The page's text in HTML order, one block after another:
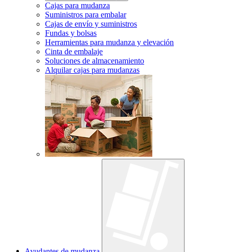
Cajas para mudanza
Suministros para embalar
Cajas de envío y suministros
Fundas y bolsas
Herramientas para mudanza y elevación
Cinta de embalaje
Soluciones de almacenamiento
Alquilar cajas para mudanzas